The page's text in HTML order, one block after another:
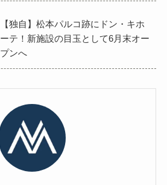
【独自】松本パルコ跡にドン・キホ
ーテ！新施設の目玉として6月末オー
プンへ